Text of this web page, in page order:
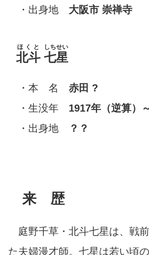
・出身地 大阪市 崇禅寺
北斗
ほくと
七星
しちせい
・本 名 赤田 ?
・生没年 1917年（逆算）
・出身地
？？
来 歴
庭野千草・北斗七星は、戦
た夫婦漫才師。七星は若い頃